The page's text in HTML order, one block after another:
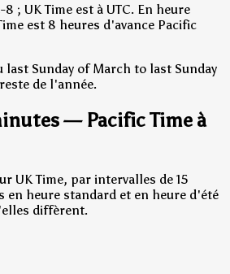
; UK Time est à UTC. En heure
est 8 heures d'avance Pacific
last Sunday of March to last Sunday
de l'année.
— Pacific Time à
UK Time, par intervalles de 15
en heure standard et en heure d'été
diffèrent.